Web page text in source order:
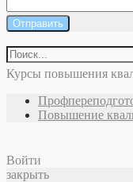
Отправить
Курсы повышения
Повышение
Войти
закрыть